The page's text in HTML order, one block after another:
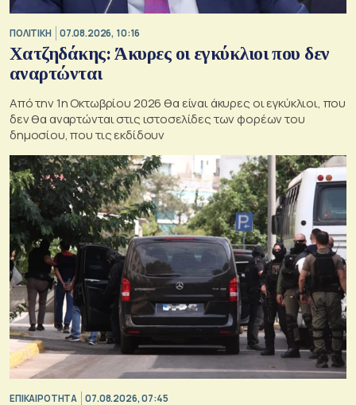
ΠΟΛΙΤΙΚΗ 07.08.2026, 10:16
Χατζηδάκης: Άκυρες οι εγκύκλιοι που δεν
αναρτώνται
Από την 1η Οκτωβρίου 2026 θα είναι άκυρες οι εγκύκλιοι, που
δεν θα αναρτώνται στις ιστοσελίδες των φορέων του
δημοσίου, που τις εκδίδουν
ΕΠΙΚΑΙΡΟΤΗΤΑ 07.08.2026, 07:45